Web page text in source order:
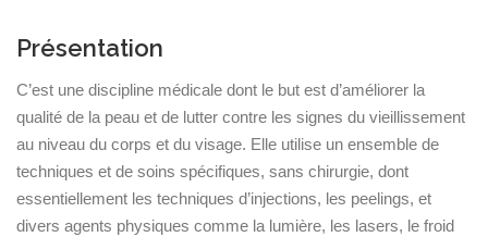
Présentation
C’est une discipline médicale dont le but est d’améliorer la
qualité de la peau et de lutter contre les signes du vieillissement
au niveau du corps et du visage. Elle utilise un ensemble de
techniques et de soins spécifiques, sans chirurgie, dont
essentiellement les techniques d’injections, les peelings, et
divers agents physiques comme la lumière, les lasers, le froid